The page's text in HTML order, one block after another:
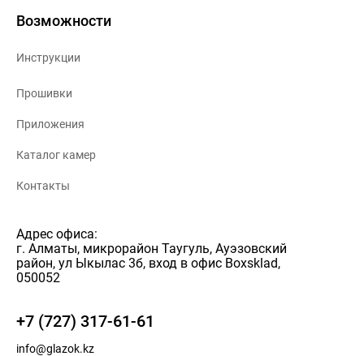
Возможности
Инструкции
Прошивки
Приложения
Каталог камер
Контакты
Адрес офиса:
г. Алматы, микрорайон Таугуль, Ауэзовский
район, ул Ыкылас 3б, вход в офис Boxsklad,
050052
+7 (727) 317-61-61
info@glazok.kz